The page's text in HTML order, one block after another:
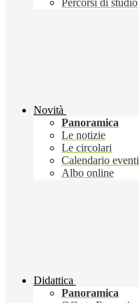
Percorsi di studio
Novità
Panoramica
Le notizie
Le circolari
Calendario eventi
Albo online
Didattica
Panoramica